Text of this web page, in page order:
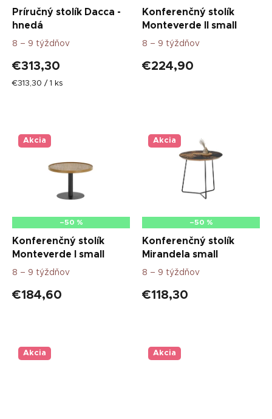
o
v
u
k
o
v
Príručný stolík Dacca -
hnedá
8 – 9 týždňov
€313,30
Jednotková
€313,30 / 1 ks
Konferenčný stolík
Monteverde II small
8 – 9 týždňov
€224,90
Akcia
–50 %
Konferenčný stolík
Monteverde I small
8 – 9 týždňov
€184,60
Akcia
–50 %
Konferenčný stolík
Mirandela small
8 – 9 týždňov
€118,30
Akcia Akcia